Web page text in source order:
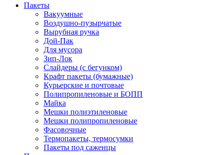
Пакеты
Вакуумные
Воздушно-пузырчатые
Вырубная ручка
Дой-Пак
Для мусора
Зип-Лок
Слайдеры (с бегунком)
Крафт пакеты (бумажные)
Курьерские и почтовые
Полипропиленовые и БОПП
Майка
Мешки полиэтиленовые
Мешки полипропиленовые
Фасовочные
Термопакеты, термосумки
Пакеты под саженцы